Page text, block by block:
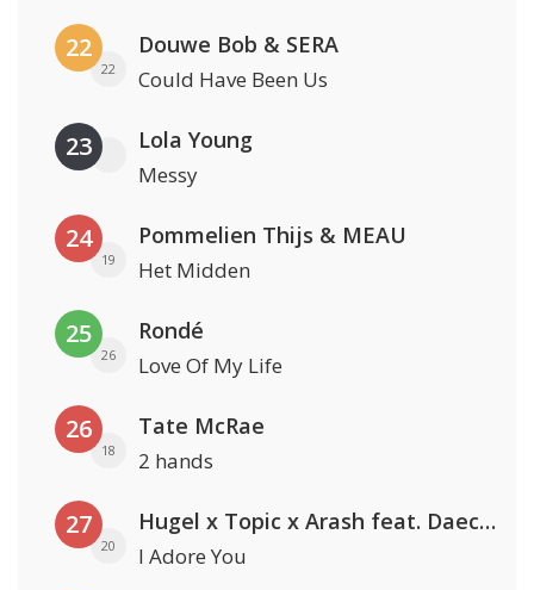
22
22
Douwe Bob & SERA
Could Have Been Us
23 Lola Young
Messy
24
19
Pommelien Thijs & MEAU
Het Midden
25
26
Rondé
Love Of My Life
26
18
Tate McRae
2 hands
27
20
Hugel x Topic x Arash feat. Daecolm
I Adore You